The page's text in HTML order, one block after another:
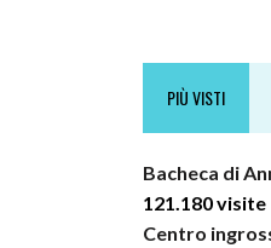
PIÙ VISTI
Bacheca di
121.180 visite
Centro